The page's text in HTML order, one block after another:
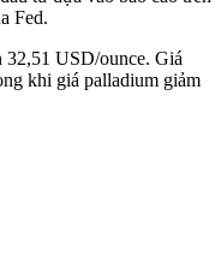
Fed.
32,51 USD/ounce. Giá
khi giá palladium giảm